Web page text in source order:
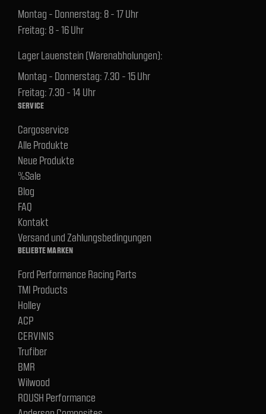
Montag - Donnerstag: 8 - 17 Uhr
Freitag: 8 - 16 Uhr
Lager Lauenstein (Warenabholungen):
Montag - Donnerstag: 7.30 - 15 Uhr
Freitag: 7.30 - 14 Uhr
SERVICE
Cargoservice
Alle Produkte
Neue Produkte
%Sale
Blog
FAQ
Kontakt
Versand und Zahlungsbedingungen
BELIEBTE MARKEN
Ford Performance Racing Parts
TMI Products
Holley
ACP
CERVINIS
Trufiber
BMR
Wilwood
ROUSH Performance